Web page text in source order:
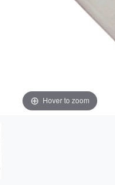
Hover to zoom